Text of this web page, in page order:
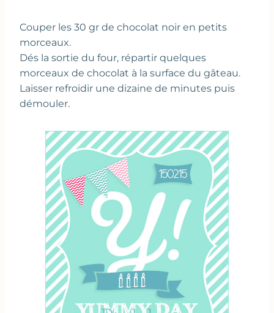
Couper les 30 gr de chocolat noir en petits
morceaux.
Dés la sortie du four, répartir quelques
morceaux de chocolat à la surface du gâteau.
Laisser refroidir une dizaine de minutes puis
démouler.